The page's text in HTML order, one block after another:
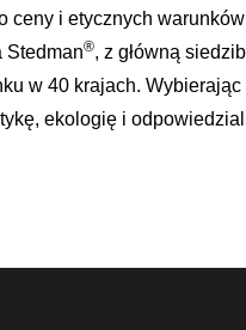
ceny i etycznych
Stedman®, z główną
w 40 krajach. Wybierając
ekologię i